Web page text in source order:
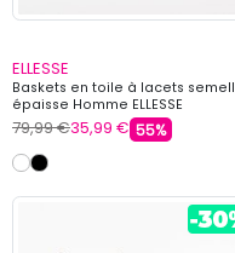
ELLESSE
Baskets en toile à lacets
épaisse Homme ELLESSE
79,99 €35,99 € 55%